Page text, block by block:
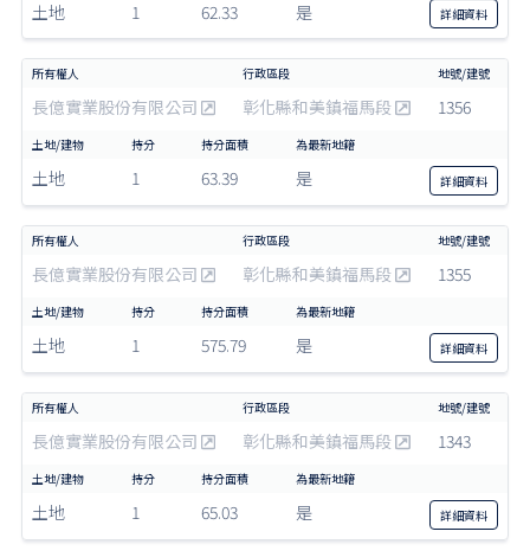
土地 1 62.33 是 詳細資料
長億實業股份有限公司 彰化縣和美鎮福馬段 1356
土地 1 63.39 是 詳細資料
長億實業股份有限公司 彰化縣和美鎮福馬段 1355
土地 1 575.79 是 詳細資料
長億實業股份有限公司 彰化縣和美鎮福馬段 1343
土地 1 65.03 是 詳細資料